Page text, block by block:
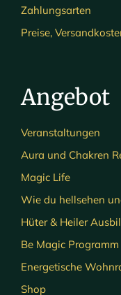
Zahlungsarten
Preise,
Angebot
Veranstaltungen
Aura und Chakren
Magic Life
Wie du hellsehen
Hüter & Heiler
Be Magic Programm
Energetische
Shop